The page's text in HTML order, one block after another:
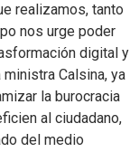
realizamos, tanto
nos urge poder
digital y
Calsina, ya
la burocracia
al ciudadano,
del medio